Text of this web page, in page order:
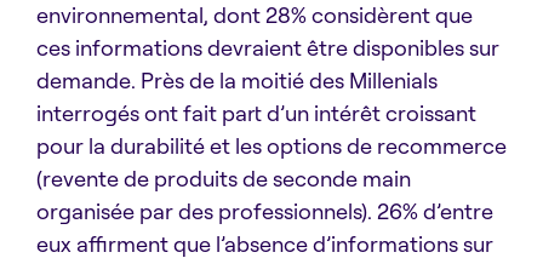
environnemental, dont 28% considèrent que
ces informations devraient être disponibles sur
demande. Près de la moitié des Millenials
interrogés ont fait part d’un intérêt croissant
pour la durabilité et les options de recommerce
(revente de produits de seconde main
organisée par des professionnels). 26% d’entre
eux affirment que l’absence d’informations sur